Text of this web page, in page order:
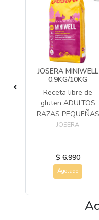
JOSERA MINIWELL
0.9KG/10KG
Receta libre de
gluten ADULTOS
RAZAS PEQUEÑAS
JOSERA
$ 6.990
Agotado